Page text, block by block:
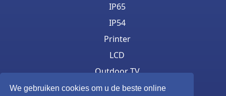
We gebruiken cookies om u de beste online
IP65
IP54
Printer
LCD
Outdoor TV
RVS Monitor